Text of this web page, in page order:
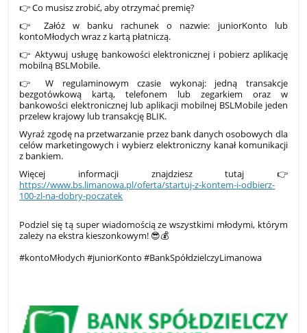
👉Co musisz zrobić, aby otrzymać premię?
👉 Załóż w banku rachunek o nazwie: juniorKonto lub
kontoMłodych wraz z kartą płatniczą.
👉 Aktywuj usługę bankowości elektronicznej i pobierz aplikację
mobilną BSLMobile.
👉W regulaminowym czasie wykonaj: jedną transakcje
bezgotówkową kartą, telefonem lub zegarkiem oraz w
bankowości elektronicznej lub aplikacji mobilnej BSLMobile jeden
przelew krajowy lub transakcję BLIK.
Wyraź zgodę na przetwarzanie przez bank danych osobowych dla
celów marketingowych i wybierz elektroniczny kanał komunikacji
z bankiem.
Więcej informacji znajdziesz tutaj 👉
https://www.bs.limanowa.pl/oferta/startuj-z-kontem-i-odbierz-
100-zl-na-dobry-poczatek
Podziel się tą super wiadomością ze wszystkimi młodymi, którym
zależy na ekstra kieszonkowym! 😎💰
#kontoMłodych #juniorKonto #BankSpółdzielczyLimanowa